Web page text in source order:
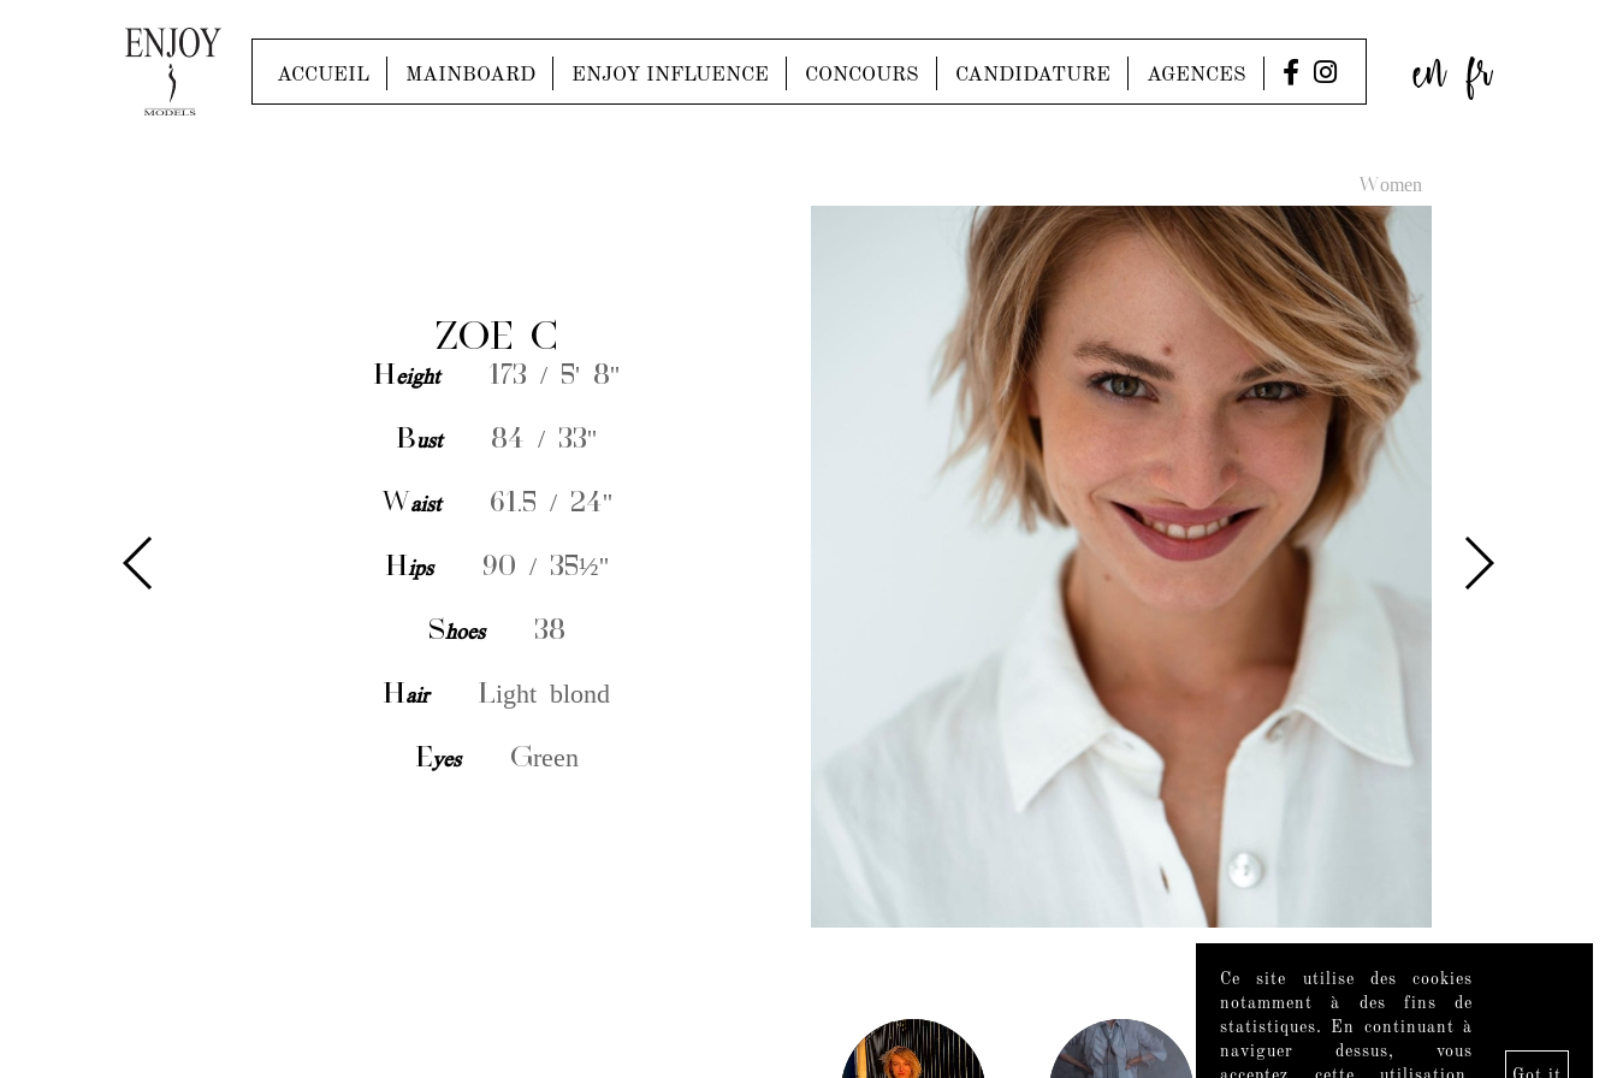
ACCUEIL MAINBOARD ENJOY INFLUENCE CONCOURS CANDIDATURE AGENCES en fr
Women
ZOE C
Height 173 / 5' 8''
Bust 84 / 33''
Waist 61.5 / 24''
Hips 90 / 35½''
Shoes 38
Hair Light blond
Eyes Green
Videos
Ce site utilise des cookies
notamment à des fins de
statistiques. En continuant à
naviguer dessus, vous